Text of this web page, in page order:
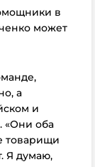
в
может
а
и
«Они оба
товарищи
Я думаю,